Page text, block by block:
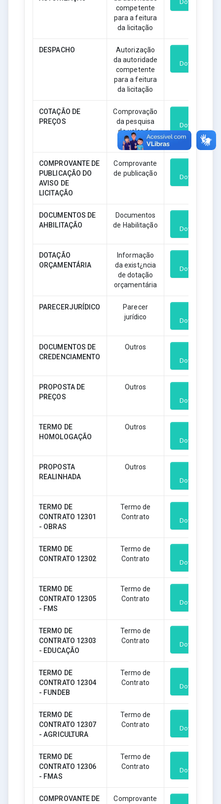
competente
para a feitura
da licitação
Download
DESPACHO
Autorização
da autoridade
competente
para a feitura
da licitação
Download
COTAÇÃO DE
PREÇOS
Comprovação
da pesquisa
do valor de
mercado
Download
COMPROVANTE DE
PUBLICAÇÃO DO
AVISO DE
LICITAÇÃO
Comprovante
de publicação
Download
DOCUMENTOS DE
AHBILITAÇÃO
Documentos
de Habilitação
Download
DOTAÇÃO
ORÇAMENTÁRIA
Informação
da exist¿ncia
de dotação
orçamentária
Download
PARECERJURÍDICO
Parecer
jurídico
Download
DOCUMENTOS DE
CREDENCIAMENTO
Outros
Download
PROPOSTA DE
PREÇOS
Outros
Download
TERMO DE
HOMOLOGAÇÃO
Outros
Download
PROPOSTA
REALINHADA
Outros
Download
TERMO DE
CONTRATO 12301
- OBRAS
Termo de
Contrato
Download
TERMO DE
CONTRATO 12302
Termo de
Contrato
Download
TERMO DE
CONTRATO 12305
- FMS
Termo de
Contrato
Download
TERMO DE
CONTRATO 12303
- EDUCAÇÃO
Termo de
Contrato
Download
TERMO DE
CONTRATO 12304
- FUNDEB
Termo de
Contrato
Download
TERMO DE
CONTRATO 12307
- AGRICULTURA
Termo de
Contrato
Download
TERMO DE
CONTRATO 12306
- FMAS
Termo de
Contrato
Download
COMPROVANTE DE
Comprovante